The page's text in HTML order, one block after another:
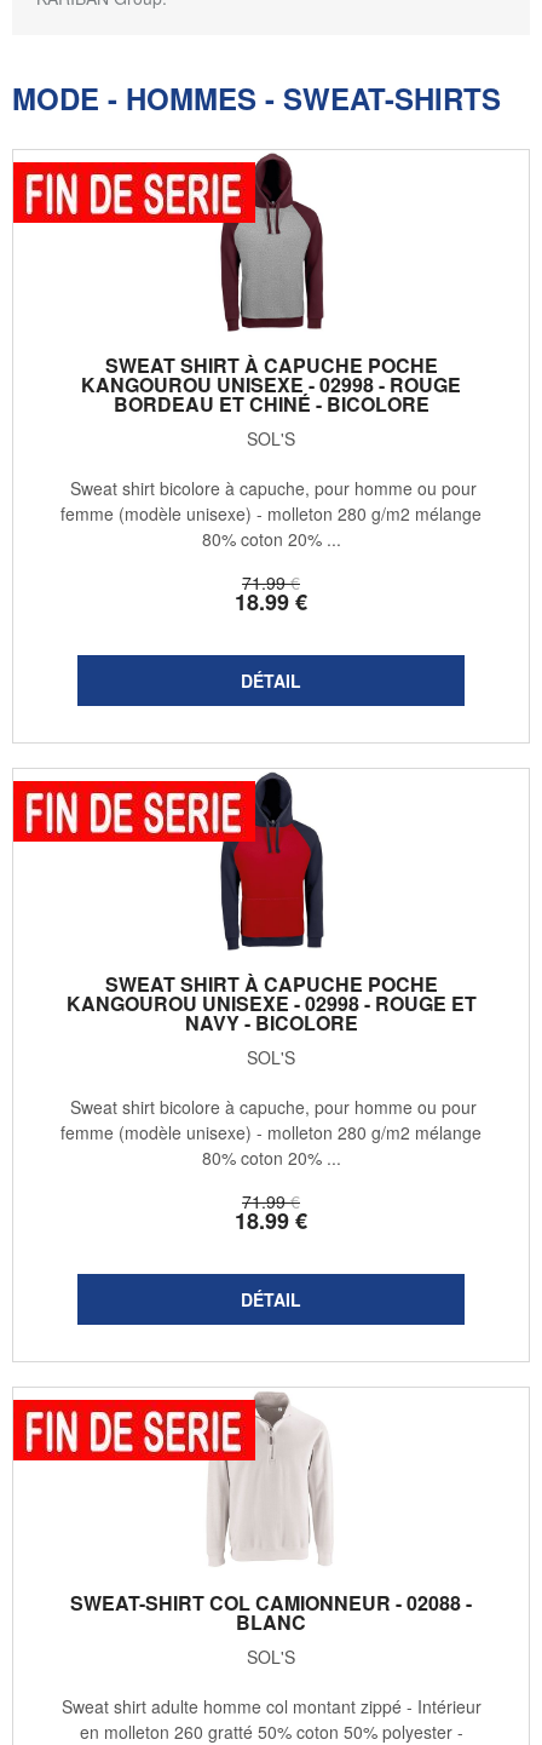
MODE - HOMMES - SWEAT-SHIRTS
SWEAT SHIRT À CAPUCHE POCHE
KANGOUROU UNISEXE - 02998 - ROUGE
BORDEAU ET CHINÉ - BICOLORE
SOL'S
71.99 €
18.99€
Sweat shirt bicolore à capuche, pour homme ou pour
femme (modèle unisexe) - molleton 280 g/m2 mélange
80% coton 20% ...
SWEAT SHIRT À CAPUCHE POCHE
KANGOUROU UNISEXE - 02998 - ROUGE ET
NAVY - BICOLORE
SOL'S
71.99 €
18.99€
Sweat shirt bicolore à capuche, pour homme ou pour
femme (modèle unisexe) - molleton 280 g/m2 mélange
80% coton 20% ...
SWEAT-SHIRT COL CAMIONNEUR - 02088 -
BLANC
SOL'S
Sweat shirt adulte homme col montant zippé - Intérieur
en molleton 260 gratté 50% coton 50% polyester -